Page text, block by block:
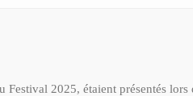
2025, étaient présentés